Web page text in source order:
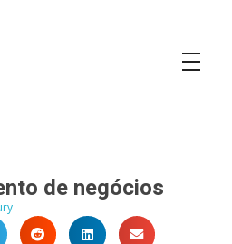
de negócios